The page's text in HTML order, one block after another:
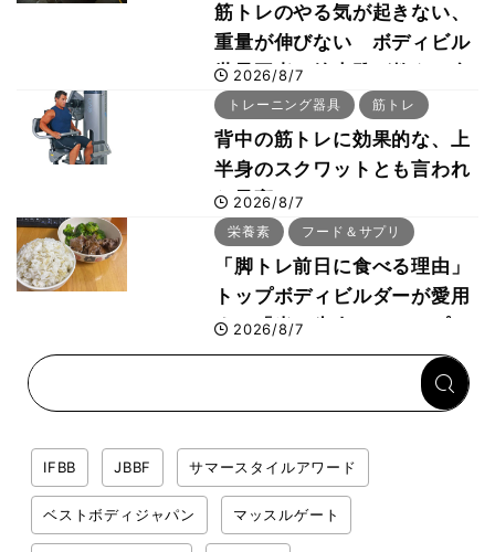
筋トレのやる気が起きない、
重量が伸びない ボディビル
世界王者・鈴木雅が教える食
事・睡眠・呼吸の整え方
2026/8/7
トレーニング器具 筋トレ
背中の筋トレに効果的な、上
半身のスクワットとも言われ
た最高マシン“ノーチラス・
プルオーバーマシン”とは？
2026/8/7
栄養素 フード＆サプリ
「脚トレ前日に食べる理由」
トップボディビルダーが愛用
する「米＋牛肉」のシンプル
回復メシとは？
2026/8/7
IFBB JBBF サマースタイルアワード
ベストボディジャパン マッスルゲート